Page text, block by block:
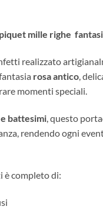
mille righe
realizzato
rosa antico,
momenti speciali.
battesimi, questo
rendendo ogni
completo di: